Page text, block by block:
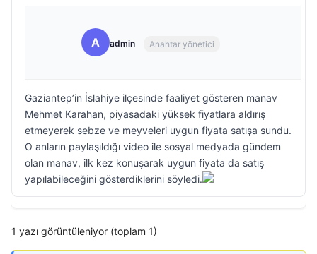
A admin Anahtar yönetici
Gaziantep’in İslahiye ilçesinde faaliyet gösteren manav
Mehmet Karahan, piyasadaki yüksek fiyatlara aldırış
etmeyerek sebze ve meyveleri uygun fiyata satışa sundu.
O anların paylaşıldığı video ile sosyal medyada gündem
olan manav, ilk kez konuşarak uygun fiyata da satış
yapılabileceğini gösterdiklerini söyledi.
1 yazı görüntüleniyor (toplam 1)